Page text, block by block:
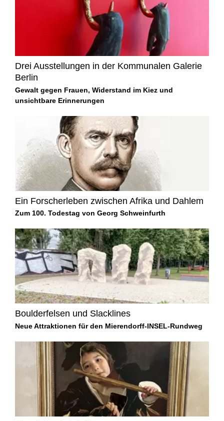
Drei Ausstellungen in der Kommunalen Galerie
Berlin
Gewalt gegen Frauen, Widerstand im Kiez und
unsichtbare Erinnerungen
Ein Forscherleben zwischen Afrika und Dahlem
Zum 100. Todestag von Georg Schweinfurth
Boulderfelsen und Slacklines
Neue Attraktionen für den Mierendorff-INSEL-Rundweg